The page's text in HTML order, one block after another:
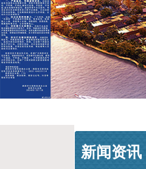
新闻资讯